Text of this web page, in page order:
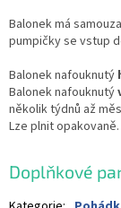
Balonek má
pumpičky se vstup
Balonek nafouknutý
Balonek nafouknutý
několik týdnů až
Lze plnit opakovaně.
Doplňkové